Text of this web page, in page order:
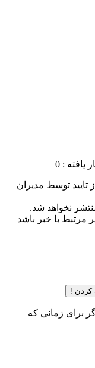
یافته : 0
توسط مدیران
نخواهد شد.
مرتبط با خبر باشد
کردن !
برای زمانی که